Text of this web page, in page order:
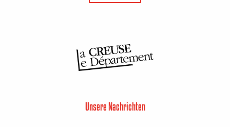
Unsere Nachrichten